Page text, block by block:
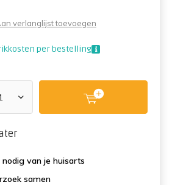
verlanglijst toevoegen
per bestelling
van je huisarts
samen